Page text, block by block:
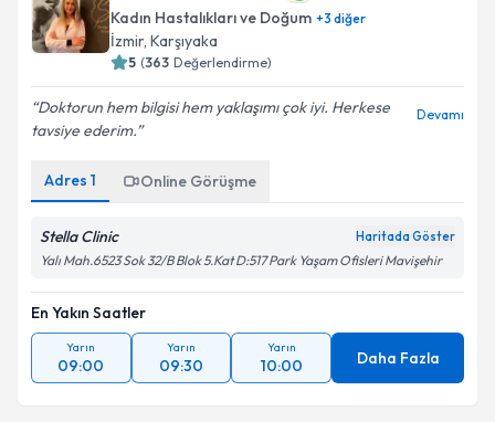
Kadın Hastalıkları ve Doğum +3 diğer
İzmir, Karşıyaka
5 (363 Değerlendirme)
Doktorun hem bilgisi hem yaklaşımı çok iyi. Herkese
tavsiye ederim.
Devamı
Adres 1 Online Görüşme
Stella Clinic Haritada Göster
Yalı Mah.6523 Sok 32/B Blok 5.Kat D:517 Park Yaşam Ofisleri Mavişehir
En Yakın Saatler
Yarın
09:00
Yarın
09:30
Yarın
10:00 Daha Fazla